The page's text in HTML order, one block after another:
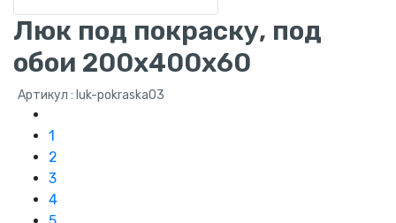
Люк под покраску, под
обои 200х400х60
Артикул : luk-pokraska03
1
2
3
4